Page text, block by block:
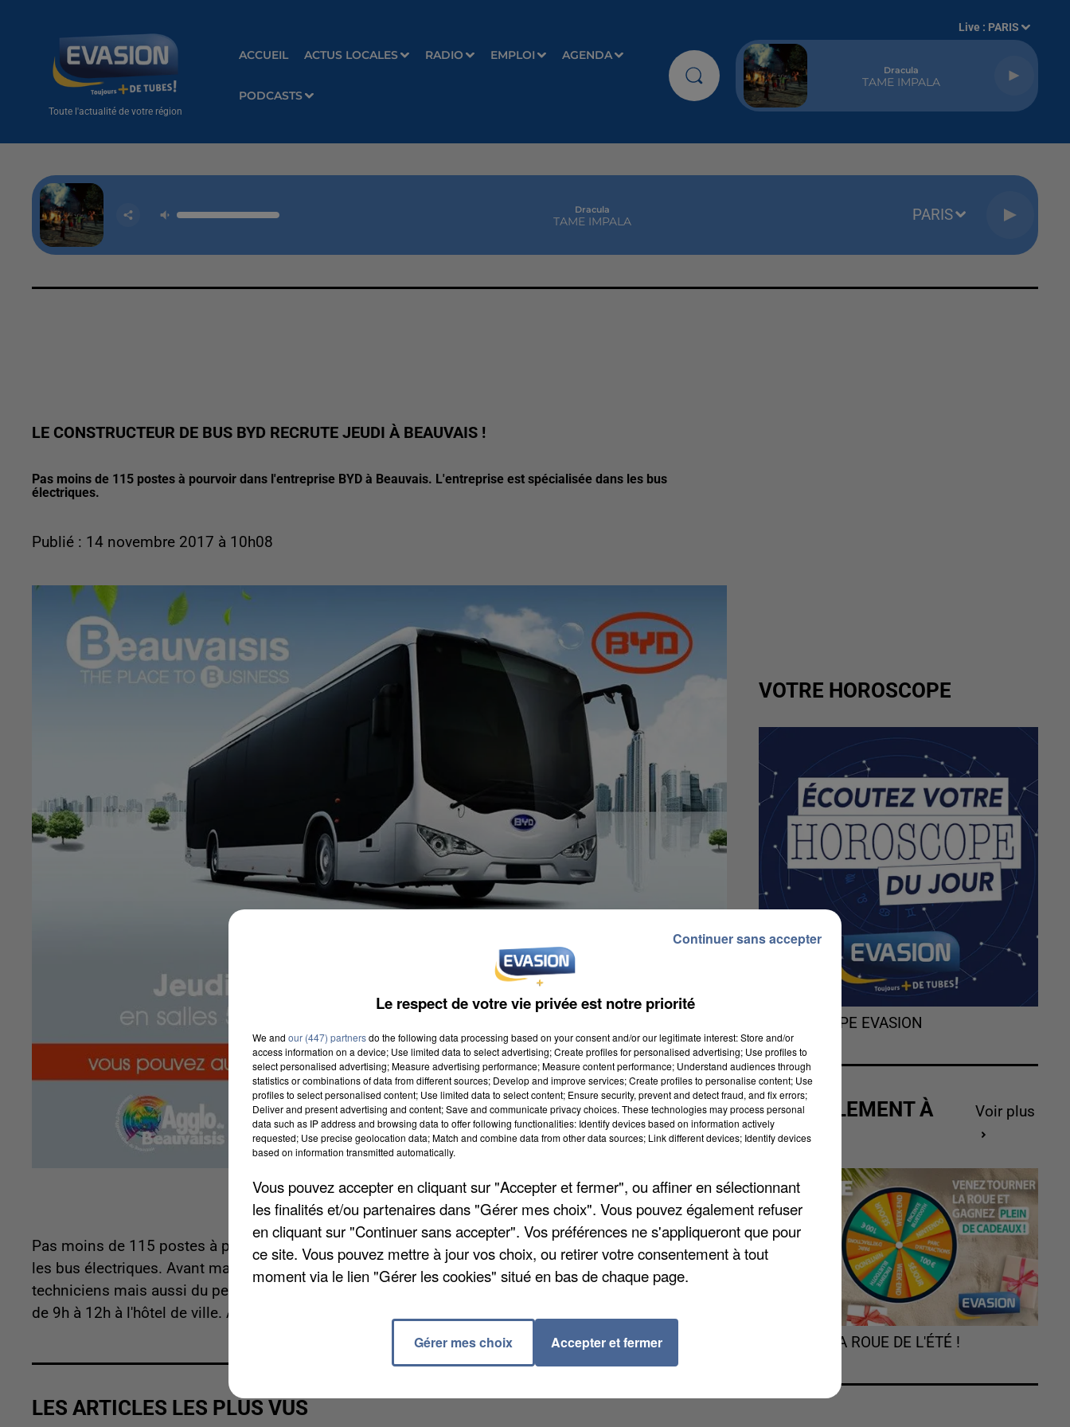
Toute l'actualité de votre région
ACCUEIL ACTUS LOCALES RADIO EMPLOI AGENDA
PODCASTS
Live : PARIS
Dracula
TAME IMPALA
Dracula
TAME IMPALA PARIS
LE CONSTRUCTEUR DE BUS BYD RECRUTE JEUDI À BEAUVAIS !
Pas moins de 115 postes à pourvoir dans l'entreprise BYD à Beauvais. L'entreprise est spécialisée dans les bus
électriques.
Publié : 14 novembre 2017 à 10h08
Pas moins de 115 postes à pourvoir dans l'entreprise BYD à Beauvais. L'entreprise est spécialisée dans
les bus électriques. Avant mars prochain, le groupe chinois souhaite recruter des ingénieurs,
techniciens mais aussi du personnel administratif. Cette première vague de recrutement aura lieu jeudi
de 9h à 12h à l'hôtel de ville. Attention n'oubliez pas votre CV !
LES ARTICLES LES PLUS VUS
VOTRE HOROSCOPE
L'HOROSCOPE EVASION
ACTUELLEMENT À
GAGNER
Voir plus
TOURNEZ LA ROUE DE L'ÉTÉ !
Le respect de votre vie privée est notre priorité
We and our (447) partnersdo the following data processing based on your consent and/or our legitimate interest: Store and/or
access information on a device; Use limited data to select advertising; Create profiles for personalised advertising; Use profiles to
select personalised advertising; Measure advertising performance; Measure content performance; Understand audiences through
statistics or combinations of data from different sources; Develop and improve services; Create profiles to personalise content; Use
profiles to select personalised content; Use limited data to select content; Ensure security, prevent and detect fraud, and fix errors;
Deliver and present advertising and content; Save and communicate privacy choices. These technologies may process personal
data such as IP address and browsing data to offer following functionalities: Identify devices based on information actively
requested; Use precise geolocation data; Match and combine data from other data sources; Link different devices; Identify devices
based on information transmitted automatically.
Vous pouvez accepter en cliquant sur "Accepter et fermer", ou affiner en sélectionnant
les finalités et/ou partenaires dans "Gérer mes choix". Vous pouvez également refuser
en cliquant sur "Continuer sans accepter". Vos préférences ne s'appliqueront que pour
ce site. Vous pouvez mettre à jour vos choix, ou retirer votre consentement à tout
moment via le lien "Gérer les cookies" situé en bas de chaque page.
Gérer mes choix Accepter et fermer
Continuer sans accepter